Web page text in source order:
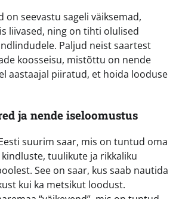
on seevastu sageli väiksemad,
liivased, ning on tihti olulised
Paljud neist saartest
koosseisu, mistõttu on nende
aastaajal piiratud, et hoida looduse
ja nende iseloomustus
suurim saar, mis on tuntud oma
kindluste, tuulikute ja rikkaliku
See on saar, kus saab nautida
kui ka metsikut loodust.